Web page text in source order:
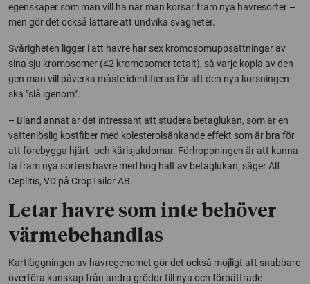
egenskaper som man vill ha när man korsar fram nya havresorter –
men gör det också lättare att undvika svagheter.
Svårigheten ligger i att havre har sex kromosomuppsättningar av
sina sju kromosomer (42 kromosomer totalt), så varje kopia av den
gen man vill påverka måste identifieras för att den nya korsningen
ska ”slå igenom”.
– Bland annat är det intressant att studera betaglukan, som är en
vattenlöslig kostfiber med kolesterolsänkande effekt som är bra för
att förebygga hjärt- och kärlsjukdomar. Förhoppningen är att kunna
ta fram nya sorters havre med hög halt av betaglukan, säger Alf
Ceplitis, VD på CropTailorAB.
Letar havre som inte behöver
värmebehandlas
Kartläggningen av havregenomet gör det också möjligt att snabbare
överföra kunskap från andra grödor till nya och förbättrade